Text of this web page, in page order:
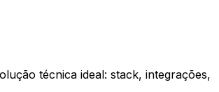
técnica ideal: stack, integrações,